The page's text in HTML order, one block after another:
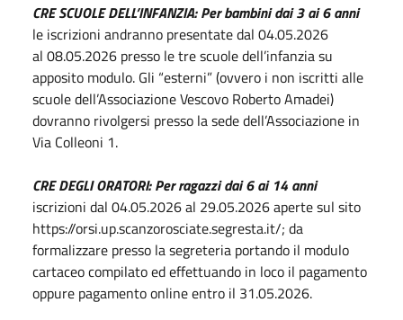
CRE SCUOLE DELL’INFANZIA: Per bambini dai 3 ai 6 anni
le iscrizioni andranno presentate dal 04.05.2026
al 08.05.2026 presso le tre scuole dell’infanzia su
apposito modulo. Gli “esterni” (ovvero i non iscritti alle
scuole dell’Associazione Vescovo Roberto Amadei)
dovranno rivolgersi presso la sede dell’Associazione in
Via Colleoni 1.
CRE DEGLI ORATORI: Per ragazzi dai 6 ai 14 anni
iscrizioni dal 04.05.2026 al 29.05.2026 aperte sul sito
https://orsi.up.scanzorosciate.segresta.it/; da
formalizzare presso la segreteria portando il modulo
cartaceo compilato ed effettuando in loco il pagamento
oppure pagamento online entro il 31.05.2026.